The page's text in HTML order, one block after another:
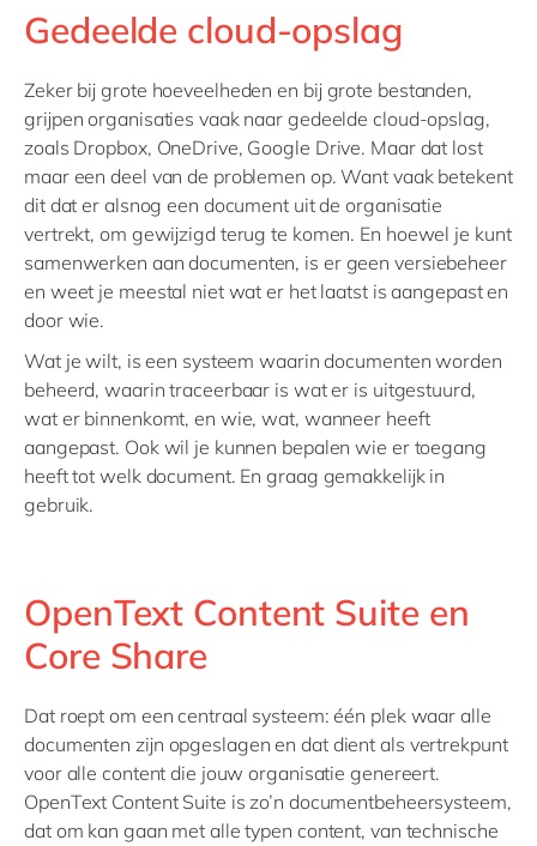
Gedeelde cloud-opslag
Zeker bij grote hoeveelheden en bij grote bestanden,
grijpen organisaties vaak naar gedeelde cloud-opslag,
zoals Dropbox, OneDrive, Google Drive. Maar dat lost
maar een deel van de problemen op. Want vaak betekent
dit dat er alsnog een document uit de organisatie
vertrekt, om gewijzigd terug te komen. En hoewel je kunt
samenwerken aan documenten, is er geen versiebeheer
en weet je meestal niet wat er het laatst is aangepast en
door wie.
Wat je wilt, is een systeem waarin documenten worden
beheerd, waarin traceerbaar is wat er is uitgestuurd,
wat er binnenkomt, en wie, wat, wanneer heeft
aangepast. Ook wil je kunnen bepalen wie er toegang
heeft tot welk document. En graag gemakkelijk in
gebruik.
OpenText Content Suite en
Core Share
Dat roept om een centraal systeem: één plek waar alle
documenten zijn opgeslagen en dat dient als vertrekpunt
voor alle content die jouw organisatie genereert.
OpenText Content Suite is zo’n documentbeheersysteem,
dat om kan gaan met alle typen content, van technische